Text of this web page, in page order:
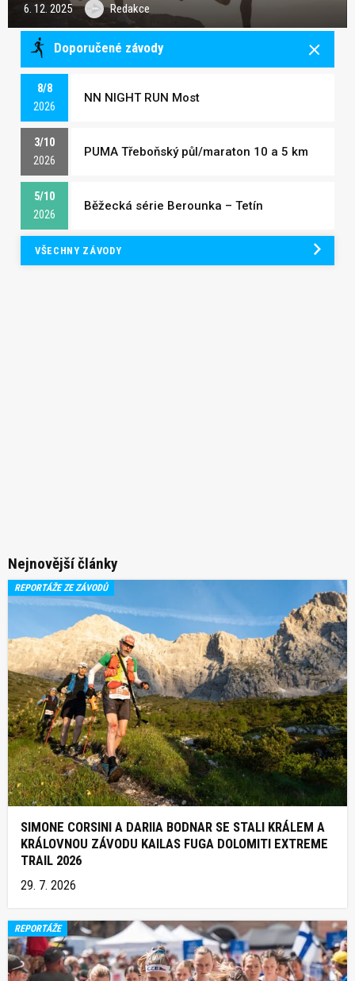
6. 12. 2025 Redakce
Doporučené závody
8/8
2026
NN NIGHT RUN Most
3/10
2026
PUMA Třeboňský půl/maraton 10 a 5 km
5/10
2026
Běžecká série Berounka – Tetín
VŠECHNY ZÁVODY
Nejnovější články
REPORTÁŽE ZE ZÁVODŮ
SIMONE CORSINI A DARIIA BODNAR SE STALI KRÁLEM A
KRÁLOVNOU ZÁVODU KAILAS FUGA DOLOMITI EXTREME
TRAIL 2026
29. 7. 2026
REPORTÁŽE